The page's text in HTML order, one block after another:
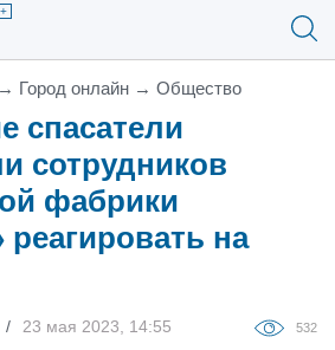
→ Город онлайн → Общество
спасатели
сотрудников
фабрики
на
23 мая 2023, 14:55 532